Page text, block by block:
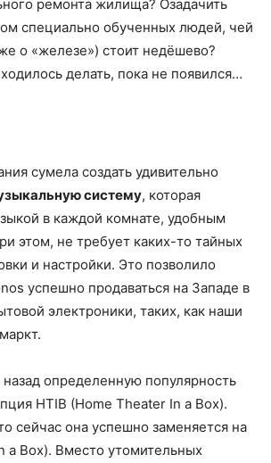
ремонта жилища? Озадачить
специально обученных людей, чей
о «железе») стоит недёшево?
делать, пока не появился…
сумела создать удивительно
систему, которая
в каждой комнате, удобным
этом, не требует каких-то тайных
и настройки. Это позволило
успешно продаваться на Западе в
электроники, таких, как наши
определенную популярность
HTIB (Home Theater In a Box).
сейчас она успешно заменяется на
a Box). Вместо утомительных